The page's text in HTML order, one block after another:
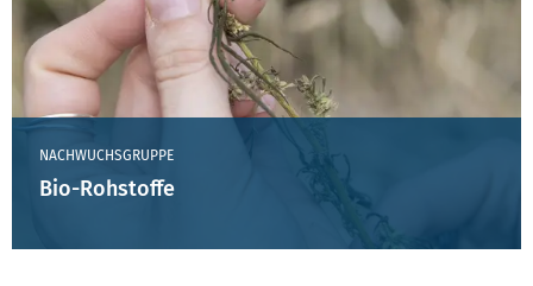
NACHWUCHSGRUPPE
Bio-Rohstoffe